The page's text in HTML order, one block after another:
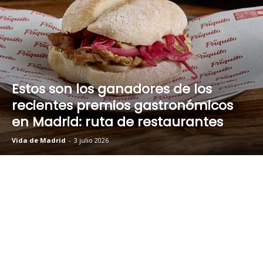
Estos son los ganadores de los
recientes premios gastronómicos
en Madrid: ruta de restaurantes
Vida de Madrid - 3 julio 2026